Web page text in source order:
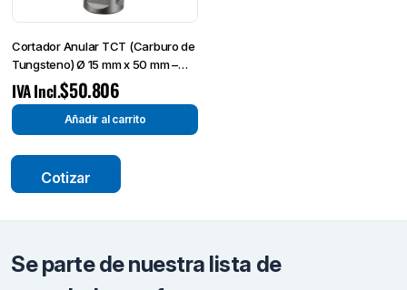
Cortador Anular TCT (Carburo de
Tungsteno) Ø 15 mm x 50 mm –
Broca de Corte-
$50.806
IVA Incl.
Añadir al carrito
Cotizar
Se parte de nuestra lista de